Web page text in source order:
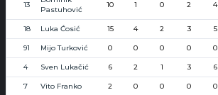
13
Pastuhović
10 1 0 2 4
18 Luka Ćosić 15 4 2 3 5
91 Mijo Turković 0 0 0 0 0
4 Sven Lukačić 6 2 1 3 6
7 Vito Franko 2 0 0 0 0